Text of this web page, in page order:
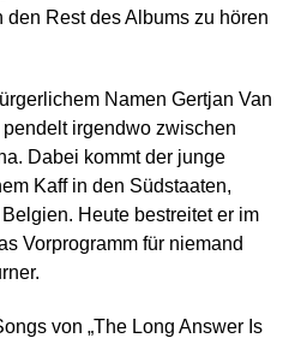
Rest des Albums zu hören
Namen Gertjan Van
irgendwo zwischen
Dabei kommt der junge
Kaff in den Südstaaten,
Heute bestreitet er im
Vorprogramm für niemand
von „The Long Answer Is